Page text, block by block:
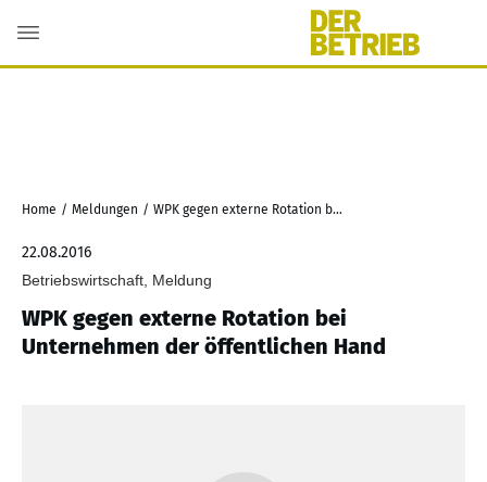
Home / Meldungen / WPK gegen externe Rotation bei Unternehmen der öffentlichen Hand
22.08.2016
Betriebswirtschaft, Meldung
WPK gegen externe Rotation bei
Unternehmen der öffentlichen Hand